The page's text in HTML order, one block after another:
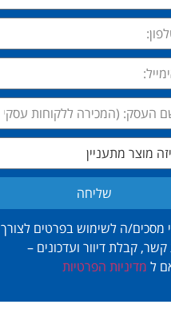
מסכים/ה לשימוש בפרטים לצורך
קשר, קבלת דיוור ועדכונים –
ל מדיניות הפרטיות
שליחה